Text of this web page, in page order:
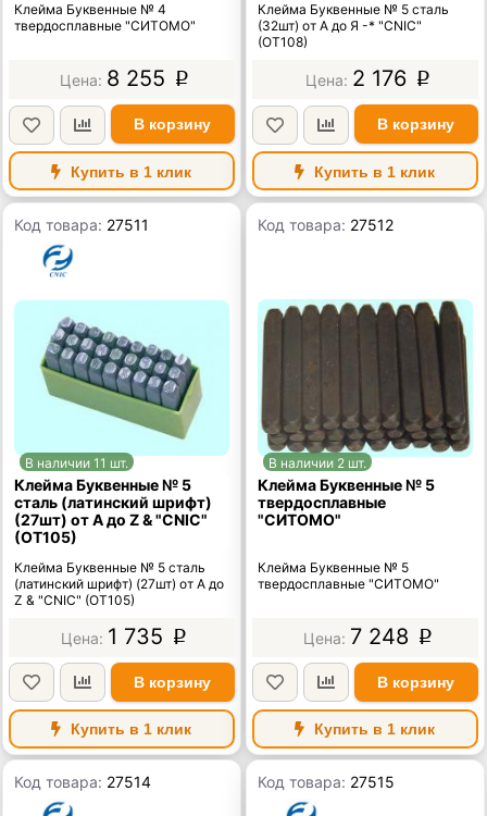
Клейма Буквенные № 4
твердосплавные "СИТОМО"
8 255 p
В корзину
Купить в 1 клик
Клейма Буквенные № 5 сталь
(32шт) от А до Я -* "CNIC"
(OT108)
2 176 p
В корзину
Купить в 1 клик
Код товара: 27511
В наличии 11 шт.
Клейма Буквенные № 5
сталь (латинский шрифт)
(27шт) от А до Z & "CNIC"
(OT105)
Клейма Буквенные № 5 сталь
(латинский шрифт) (27шт) от А до
Z & "CNIC" (OT105)
1 735 p
В корзину
Купить в 1 клик
Код товара: 27512
В наличии 2 шт.
Клейма Буквенные № 5
твердосплавные
"СИТОМО"
Клейма Буквенные № 5
твердосплавные "СИТОМО"
7 248 p
В корзину
Купить в 1 клик
Код товара: 27514 Код товара: 27515